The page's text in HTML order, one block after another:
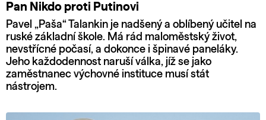
Pan Nikdo proti Putinovi
Pavel „Paša“ Talankin je nadšený a oblíbený učitel na
ruské základní škole. Má rád maloměstský život,
nevstřícné počasí, a dokonce i špinavé paneláky.
Jeho každodennost naruší válka, jíž se jako
zaměstnanec výchovné instituce musí stát
nástrojem.